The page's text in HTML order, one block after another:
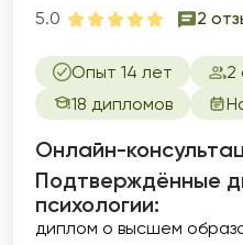
5.0 2
Опыт 14 лет
2
18 дипломов
Онлайн-
Подтверждённые
психологии:
диплом о высшем